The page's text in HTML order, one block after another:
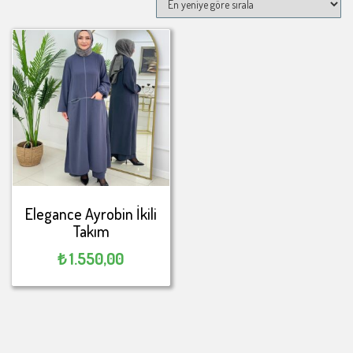
Elegance Ayrobin İkili
Takım
₺1.550,00